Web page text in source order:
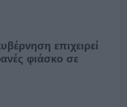
επιχειρεί
φιάσκο σε